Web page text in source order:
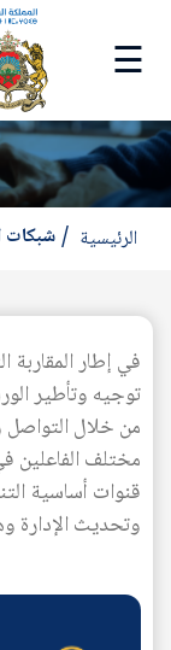
☰
الرئيسية شبكات
في إطار المقاربة
توجيه وتأطير
من خلال التواصل
مختلف الفاعلين
قنوات أساسية
وتحديث الإدارة